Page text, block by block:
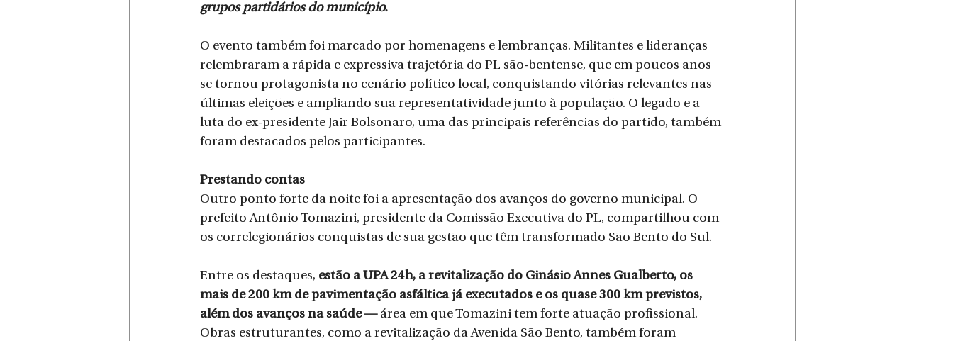
grupos partidários do município.
O evento também foi marcado por homenagens e lembranças. Militantes e lideranças
relembraram a rápida e expressiva trajetória do PL são-bentense, que em poucos anos
se tornou protagonista no cenário político local, conquistando vitórias relevantes nas
últimas eleições e ampliando sua representatividade junto à população. O legado e a
luta do ex-presidente Jair Bolsonaro, uma das principais referências do partido, também
foram destacados pelos participantes.
Prestando contas
Outro ponto forte da noite foi a apresentação dos avanços do governo municipal. O
prefeito Antônio Tomazini, presidente da Comissão Executiva do PL, compartilhou com
os correlegionários conquistas de sua gestão que têm transformado São Bento do Sul.
Entre os destaques, estão a UPA 24h, a revitalização do Ginásio Annes Gualberto, os
mais de 200 km de pavimentação asfáltica já executados e os quase 300 km previstos,
além dos avanços na saúde — área em que Tomazini tem forte atuação profissional.
Obras estruturantes, como a revitalização da Avenida São Bento, também foram